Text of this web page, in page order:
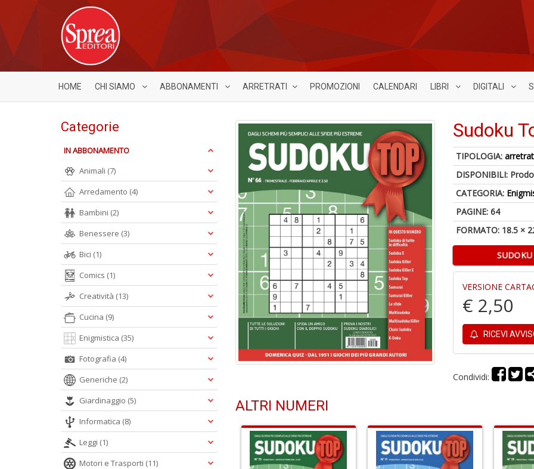
HOME CHI SIAMO ABBONAMENTI ARRETRATI PROMOZIONI CALENDARI LIBRI DIGITALI
Sudoku
TIPOLOGIA:
DISPONIBILI:
CATEGORIA:
PAGINE: 64
FORMATO: 18.5 ×
VERSIONE
€ 2,50
RICEVI
Condividi:
ALTRI NUMERI
Categorie
IN ABBONAMENTO
Animali (7)
Arredamento (4)
Bambini (2)
Benessere (3)
Bici (1)
Comics (1)
Creatività (13)
Cucina (9)
Enigmistica (35)
Fotografia (4)
Generiche (2)
Giardinaggio (5)
Informatica (8)
Leggi (1)
Motori e Trasporti (11)